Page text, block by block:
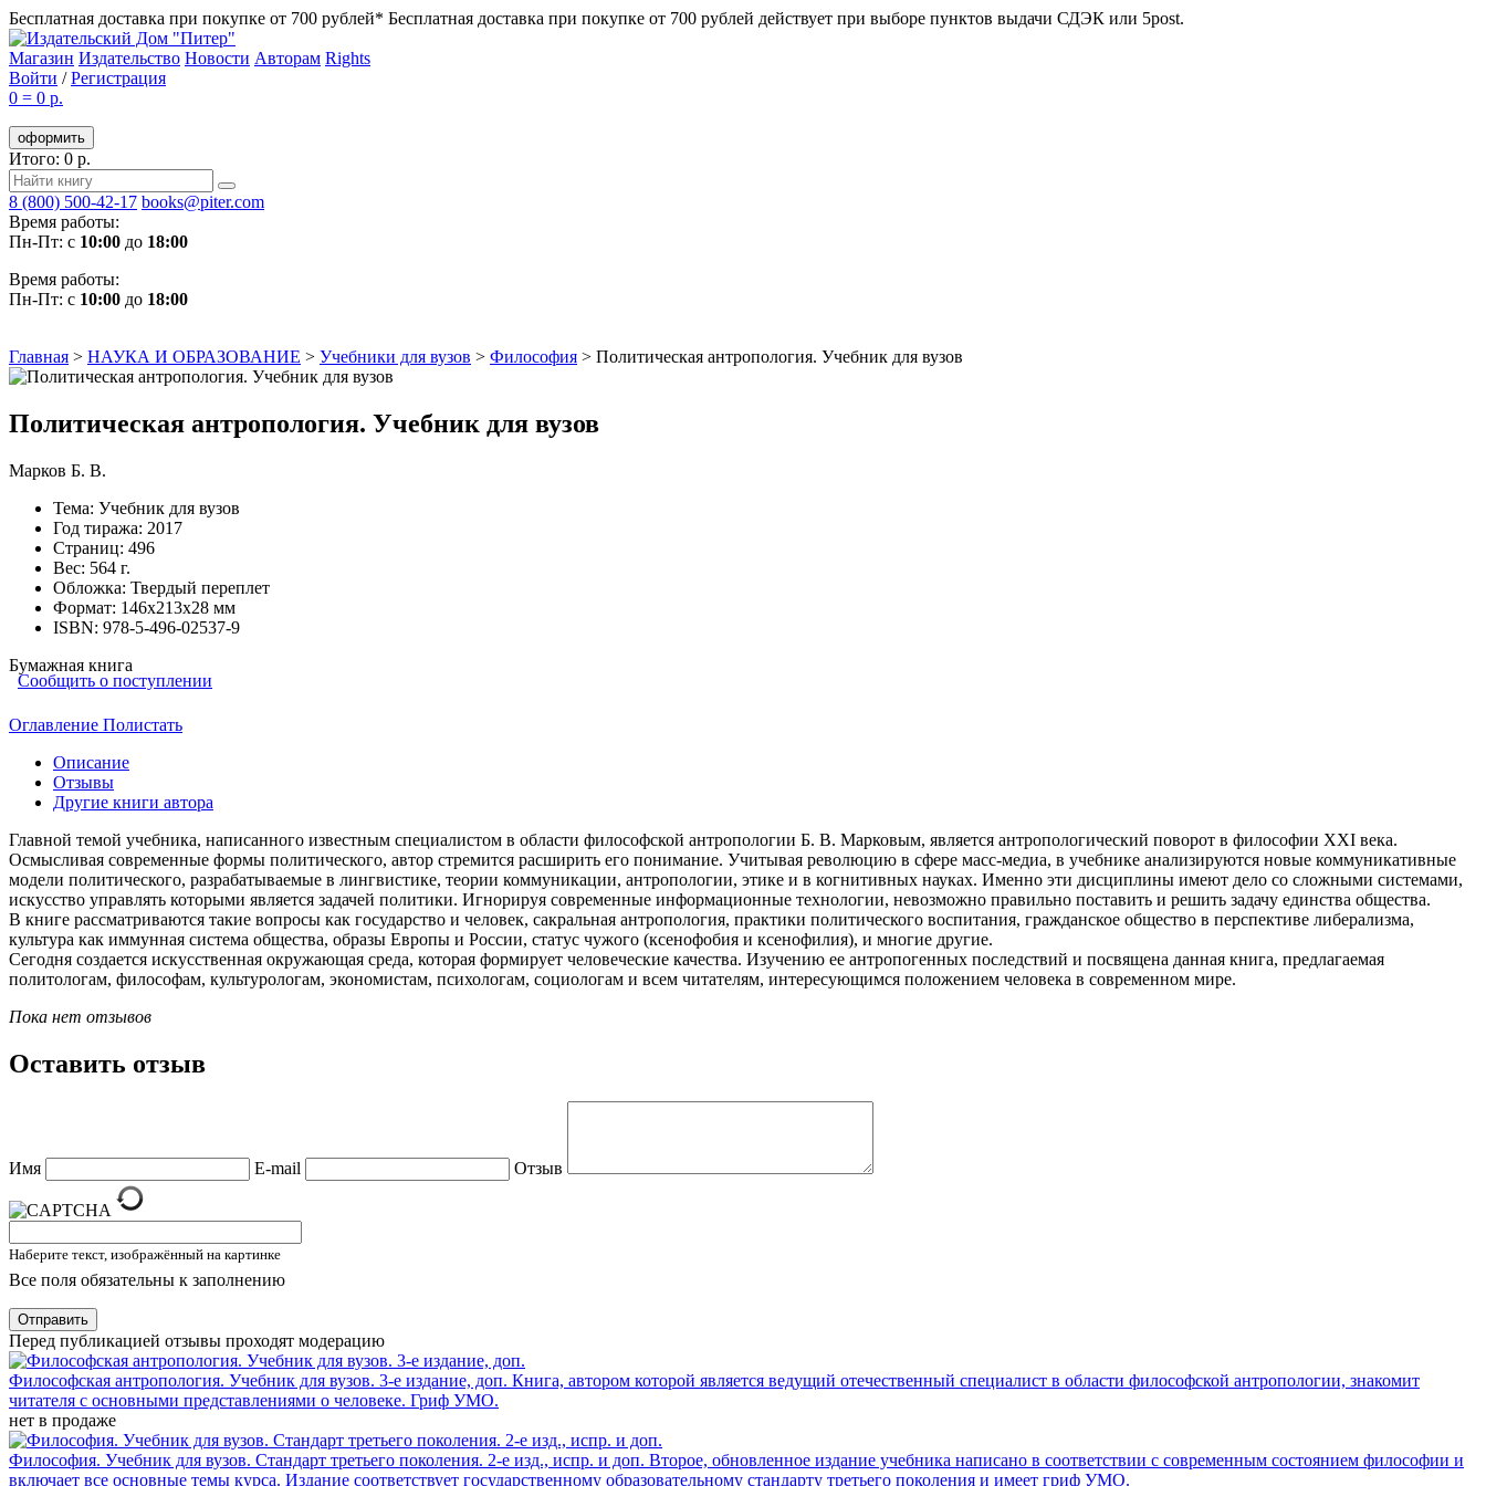
Бесплатная доставка при покупке от 700 рублей* Бесплатная доставка при покупке от 700 рублей действует при выборе пунктов выдачи СДЭК или 5post.
Магазин Издательство Новости Авторам Rights
Войти /Регистрация
0 = 0 р.
оформить
Итого: 0 р.
8 (800) 500-42-17 books@piter.com
Время работы:
Пн-Пт: с 10:00 до 18:00
Время работы:
Пн-Пт: с 10:00 до 18:00
Главная > НАУКА И ОБРАЗОВАНИЕ > Учебники для вузов > Философия > Политическая антропология. Учебник для вузов
Политическая антропология. Учебник для вузов
Марков Б. В.
Тема: Учебник для вузов
Год тиража: 2017
Страниц: 496
Вес: 564 г.
Обложка: Твердый переплет
Формат: 146х213х28 мм
ISBN: 978-5-496-02537-9
Бумажная книга
Сообщить о поступлении
Оглавление Полистать
Описание
Отзывы
Другие книги автора
Главной темой учебника, написанного известным специалистом в области философской антропологии Б. В. Марковым, является антропологический поворот в философии XXI века.
Осмысливая современные формы политического, автор стремится расширить его понимание. Учитывая революцию в сфере масс-медиа, в учебнике анализируются новые коммуникативные
модели политического, разрабатываемые в лингвистике, теории коммуникации, антропологии, этике и в когнитивных науках. Именно эти дисциплины имеют дело со сложными системами,
искусство управлять которыми является задачей политики. Игнорируя современные информационные технологии, невозможно правильно поставить и решить задачу единства общества.
В книге рассматриваются такие вопросы как государство и человек, сакральная антропология, практики политического воспитания, гражданское общество в перспективе либерализма,
культура как иммунная система общества, образы Европы и России, статус чужого (ксенофобия и ксенофилия), и многие другие.
Сегодня создается искусственная окружающая среда, которая формирует человеческие качества. Изучению ее антропогенных последствий и посвящена данная книга, предлагаемая
политологам, философам, культурологам, экономистам, психологам, социологам и всем читателям, интересующимся положением человека в современном мире.
Пока нет отзывов
Оставить отзыв
Имя E-mail Отзыв
Наберите текст, изображённый на картинке
Все поля обязательны к заполнению
Отправить
Перед публикацией отзывы проходят модерацию
Философская антропология. Учебник для вузов. 3-е издание, доп. Книга, автором которой является ведущий отечественный специалист в области философской антропологии, знакомит
читателя с основными представлениями о человеке. Гриф УМО.
нет в продаже
Философия. Учебник для вузов. Стандарт третьего поколения. 2-е изд., испр. и доп. Второе, обновленное издание учебника написано в соответствии с современным состоянием философии и
включает все основные темы курса. Издание соответствует государственному образовательному стандарту третьего поколения и имеет гриф УМО.